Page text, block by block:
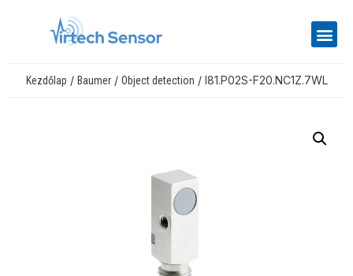
Kezdőlap / Baumer/ Object detection / I81.P02S-F20.NC1Z.7WL